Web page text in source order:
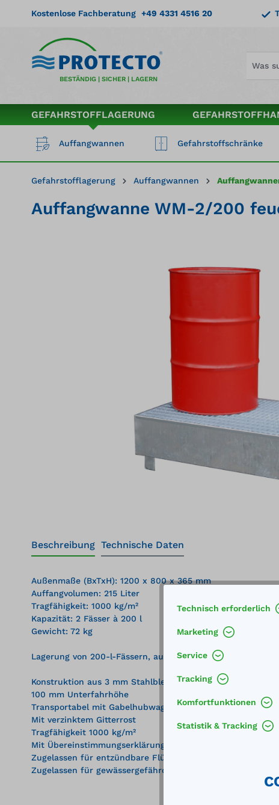
Zur Hauptnavigation springen
Kostenlose Fachberatung +49 4331 4516 20
BESTÄNDIG | SICHER | LAGERN
GEFAHRSTOFFLAGERUNG
Auffangwannen Gefahrstoffschränke
Gefahrstofflagerung Auffangwannen
Auffangwanne WM-2/200
Beschreibung Technische Daten
Außenmaße (BxTxH): 1200 x 800 x 365 mm
Auffangvolumen: 215 Liter
Tragfähigkeit: 1000 kg/m²
Kapazität: 2 Fässer à 200 l
Gewicht: 72 kg
Lagerung von 200-l-Fässern, auch mit 60-l-Fässern und
Konstruktion aus 3 mm Stahlblech
100 mm Unterfahrhöhe
Transportabel mit Gabelhubwagen und Gabelstapler
Mit verzinktem Gitterrost
Tragfähigkeit 1000 kg/m²
Mit Übereinstimmungserklärung (ÜHP) gem. StawaR
Zugelassen für entzündbare Flüssigkeiten der GHS-
Zugelassen für gewässergefährdende Flüssigkeiten der
Technisch erforderlich
Marketing
Service
Tracking
Komfortfunktionen
Statistik & Tracking